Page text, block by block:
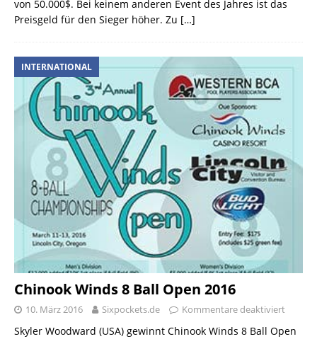
von 50.000$. Bei keinem anderen Event des Jahres ist das
Preisgeld für den Sieger höher. Zu […]
INTERNATIONAL
Chinook Winds 8 Ball Open 2016
10. März 2016 Sixpockets.de Kommentare deaktiviert
Skyler Woodward (USA) gewinnt Chinook Winds 8 Ball Open